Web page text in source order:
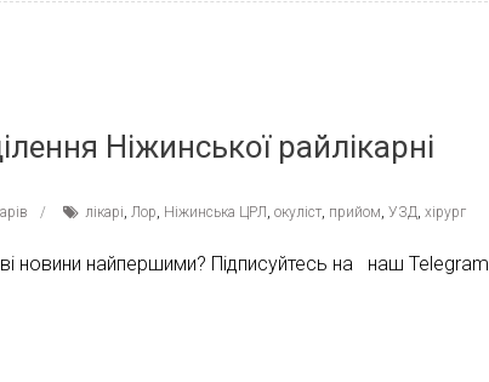
Ніжинської райлікарні
лікарі Лор Ніжинська ЦРЛ окуліст прийом УЗД хірург
новини найпершими? Підписуйтесь на наш Telegram